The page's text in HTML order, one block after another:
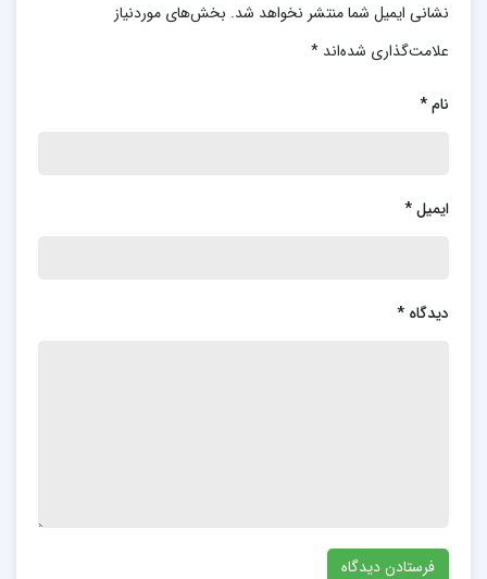
نشانی ایمیل شما منتشر نخواهد شد. بخش‌های موردنیاز
علامت‌گذاری شده‌اند *
نام*
ایمیل*
دیدگاه *